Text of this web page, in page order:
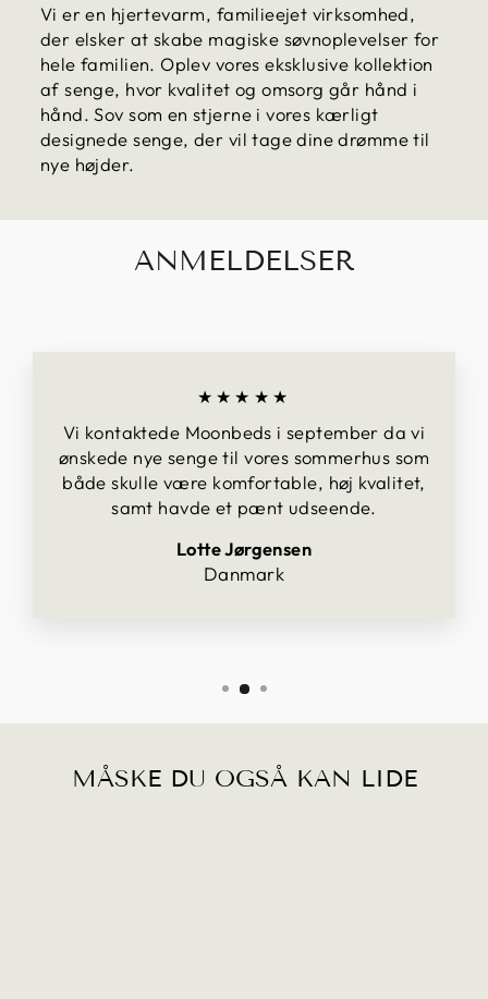
Vi er en hjertevarm, familieejet virksomhed,
der elsker at skabe magiske søvnoplevelser for
hele familien. Oplev vores eksklusive kollektion
af senge, hvor kvalitet og omsorg går hånd i
hånd. Sov som en stjerne i vores kærligt
designede senge, der vil tage dine drømme til
nye højder.
ANMELDELSER
★★★★★
Vi kontaktede Moonbeds i september da vi
ønskede nye senge til vores sommerhus som
både skulle være komfortable, høj kvalitet,
samt havde et pænt udseende.
Lotte Jørgensen
Danmark
MÅSKE DU OGSÅ KAN LIDE